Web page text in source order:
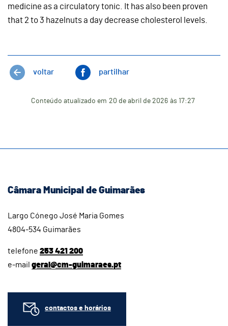
medicine as a circulatory tonic. It has also been proven
that 2 to 3 hazelnuts a day decrease cholesterol levels.
voltar partilhar
Conteúdo atualizado em 20 de abril de 2026 às 17:27
Câmara Municipal de Guimarães
Largo Cónego José Maria Gomes
4804-534 Guimarães
telefone 253 421 200
e-mail geral@cm-guimaraes.pt
contactos e horários